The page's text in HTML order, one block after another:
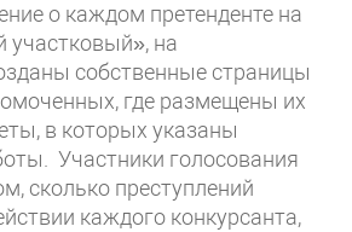
о каждом претенденте на
участковый», на
собственные страницы
где размещены их
в которых указаны
Участники голосования
сколько преступлений
каждого конкурсанта,